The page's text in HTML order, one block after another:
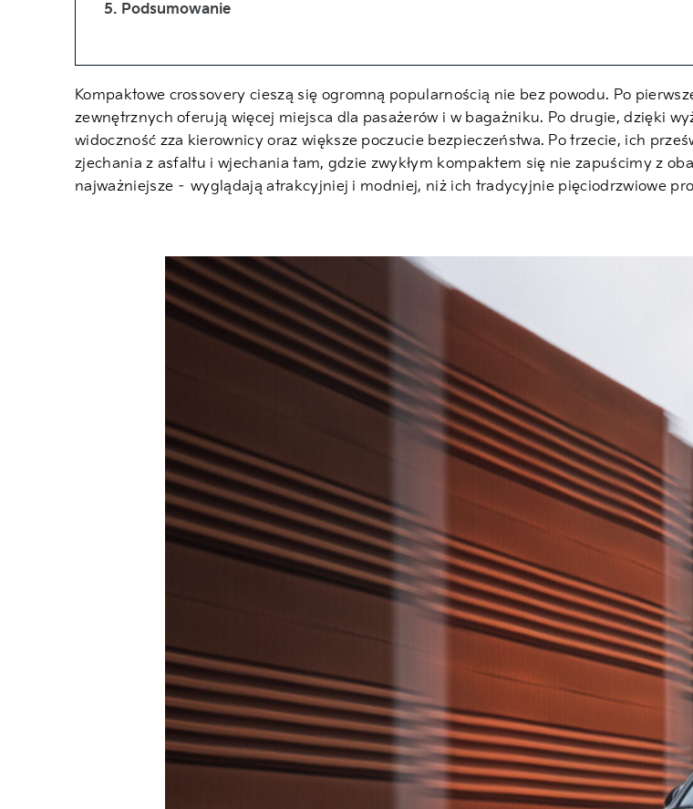
Podsumowanie
Kompaktowe crossovery cieszą się ogromną popularnością nie bez powodu. Po
zewnętrznych oferują więcej miejsca dla pasażerów i w bagażniku. Po drugie, dzięki
widoczność zza kierownicy oraz większe poczucie bezpieczeństwa. Po trzecie, ich
zjechania z asfaltu i wjechania tam, gdzie zwykłym kompaktem się nie zapuścimy z
najważniejsze – wyglądają atrakcyjniej i modniej, niż ich tradycyjnie pięciodrzwiowe